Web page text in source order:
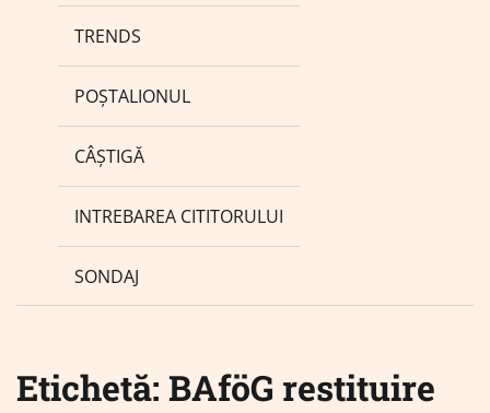
TRENDS
POȘTALIONUL
CÂȘTIGĂ
INTREBAREA CITITORULUI
SONDAJ
Etichetă: BAföG restituire